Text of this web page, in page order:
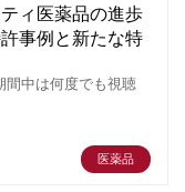
ィ医薬品の進歩
事例と新たな特
間中は何度でも視聴
医薬品